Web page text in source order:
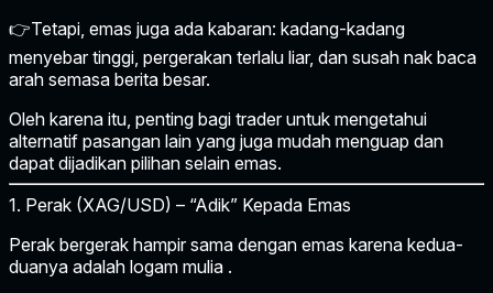
👉Tetapi, emas juga ada kabaran: kadang-kadang
menyebar tinggi, pergerakan terlalu liar, dan susah nak baca
arah semasa berita besar.
Oleh karena itu, penting bagi trader untuk mengetahui
alternatif pasangan lain yang juga mudah menguap dan
dapat dijadikan pilihan selain emas.
1. Perak (XAG/USD) – “Adik” Kepada Emas
Perak bergerak hampir sama dengan emas karena kedua-
duanya adalah logam mulia .